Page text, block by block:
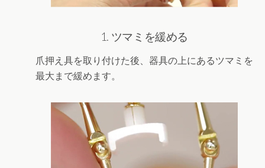
1. ツマミを緩める
爪押え具を取り付けた後、器具の上にあるツマミを
最大まで緩めます。